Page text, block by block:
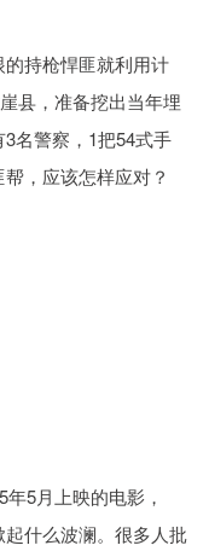
持枪悍匪就利用计
县，准备挖出当年埋
名警察，1把54式手
，应该怎样应对？
5月上映的电影，
起什么波澜。很多人批